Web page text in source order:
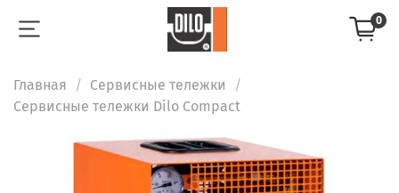
0
Главная
Сервисные тележки
Сервисные тележки Dilo Compact